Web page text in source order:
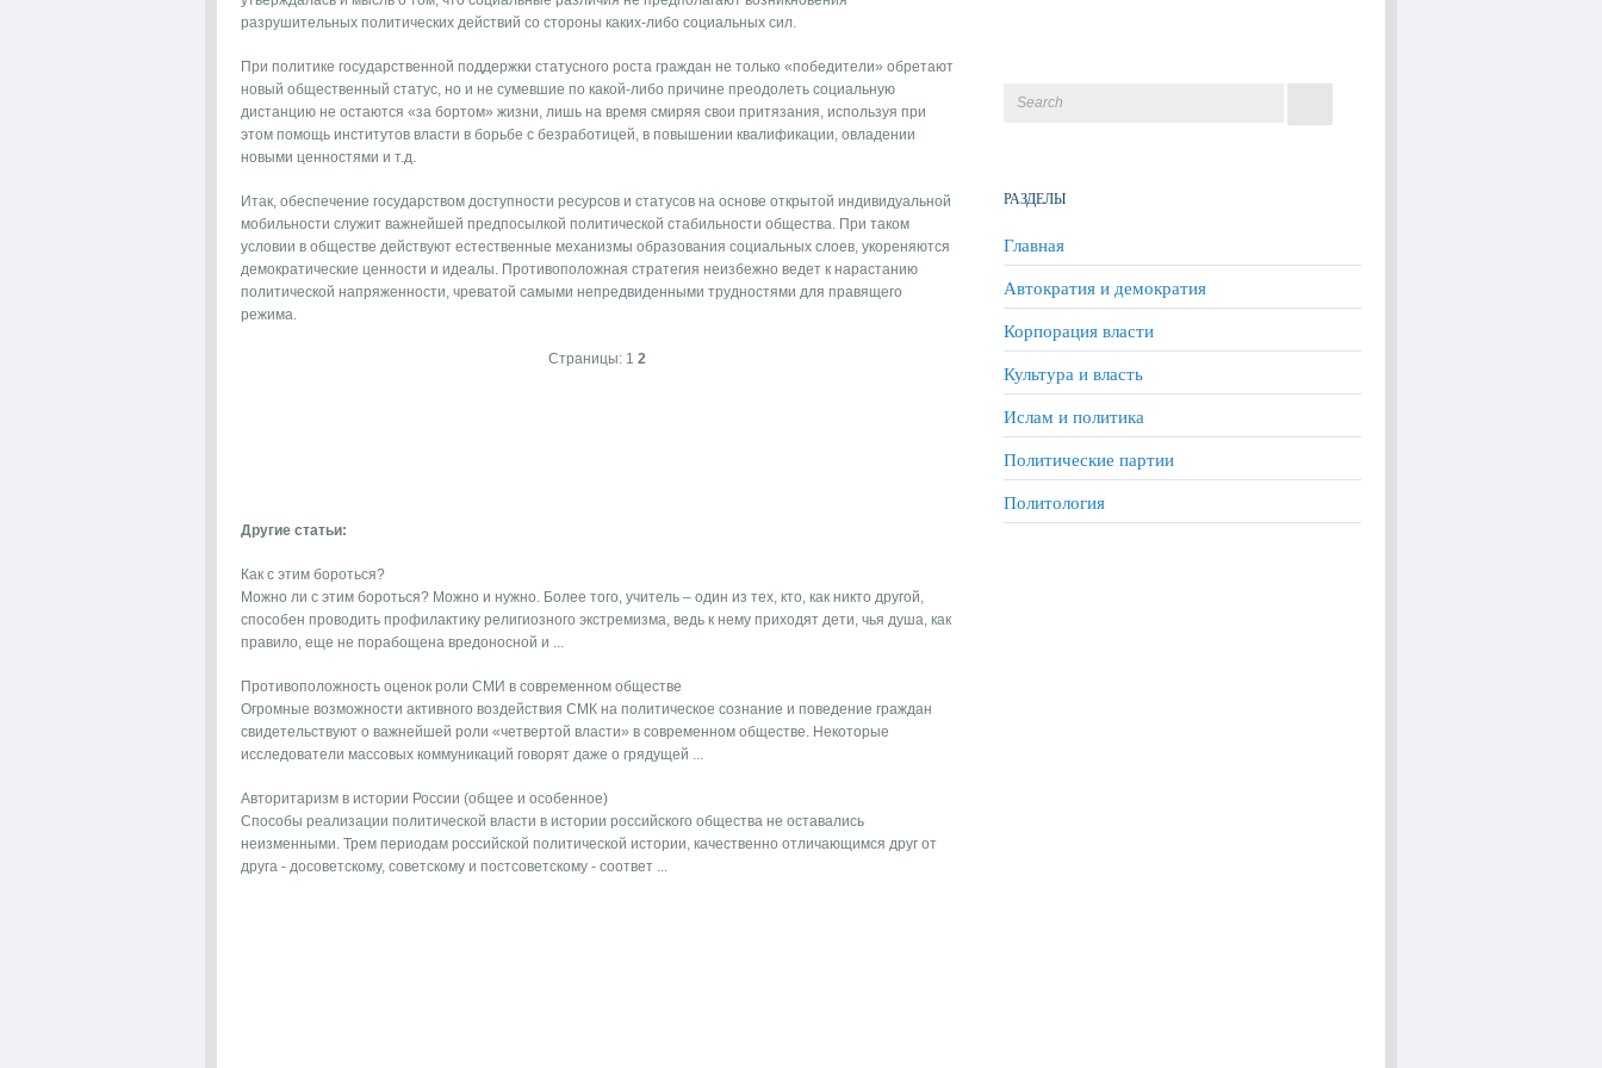
разрушительных политических действий со стороны каких-либо социальных сил.
При политике государственной поддержки статусного роста граждан не только «победители» обретают
новый общественный статус, но и не сумевшие по какой-либо причине преодолеть социальную
дистанцию не остаются «за бортом» жизни, лишь на время смиряя свои притязания, используя при
этом помощь институтов власти в борьбе с безработицей, в повышении квалификации, овладении
новыми ценностями и т.д.
Итак, обеспечение государством доступности ресурсов и статусов на основе открытой индивидуальной
мобильности служит важнейшей предпосылкой политической стабильности общества. При таком
условии в обществе действуют естественные механизмы образования социальных слоев, укореняются
демократические ценности и идеалы. Противоположная стратегия неизбежно ведет к нарастанию
политической напряженности, чреватой самыми непредвиденными трудностями для правящего
режима.
Страницы: 1 2
Другие статьи:
Как с этим бороться?
Можно ли с этим бороться? Можно и нужно. Более того, учитель – один из тех, кто, как никто другой,
способен проводить профилактику религиозного экстремизма, ведь к нему приходят дети, чья душа, как
правило, еще не порабощена вредоносной и ...
Противоположность оценок роли СМИ в современном обществе
Огромные возможности активного воздействия СМК на политическое сознание и поведение граждан
свидетельствуют о важнейшей роли «четвертой власти» в современном обществе. Некоторые
исследователи массовых коммуникаций говорят даже о грядущей ...
Авторитаризм в истории России (общее и особенное)
Способы реализации политической власти в истории россий­ского общества не оставались
неизменными. Трем периодам рос­сийской политической истории, качественно отличающимся друг от
друга - досоветскому, советскому и постсоветскому - соответ ...
РАЗДЕЛЫ
Главная
Автократия и демократия
Корпорация власти
Культура и власть
Ислам и политика
Политические партии
Политология